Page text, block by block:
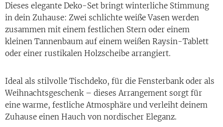
Dieses elegante Deko-Set bringt winterliche Stimmung
in dein Zuhause: Zwei schlichte weiße Vasen werden
zusammen mit einem festlichen Stern oder einem
kleinen Tannenbaum auf einem weißen Raysin-Tablett
oder einer rustikalen Holzscheibe arrangiert.
Ideal als stilvolle Tischdeko, für die Fensterbank oder als
Weihnachtsgeschenk – dieses Arrangement sorgt für
eine warme, festliche Atmosphäre und verleiht deinem
Zuhause einen Hauch von nordischer Eleganz.